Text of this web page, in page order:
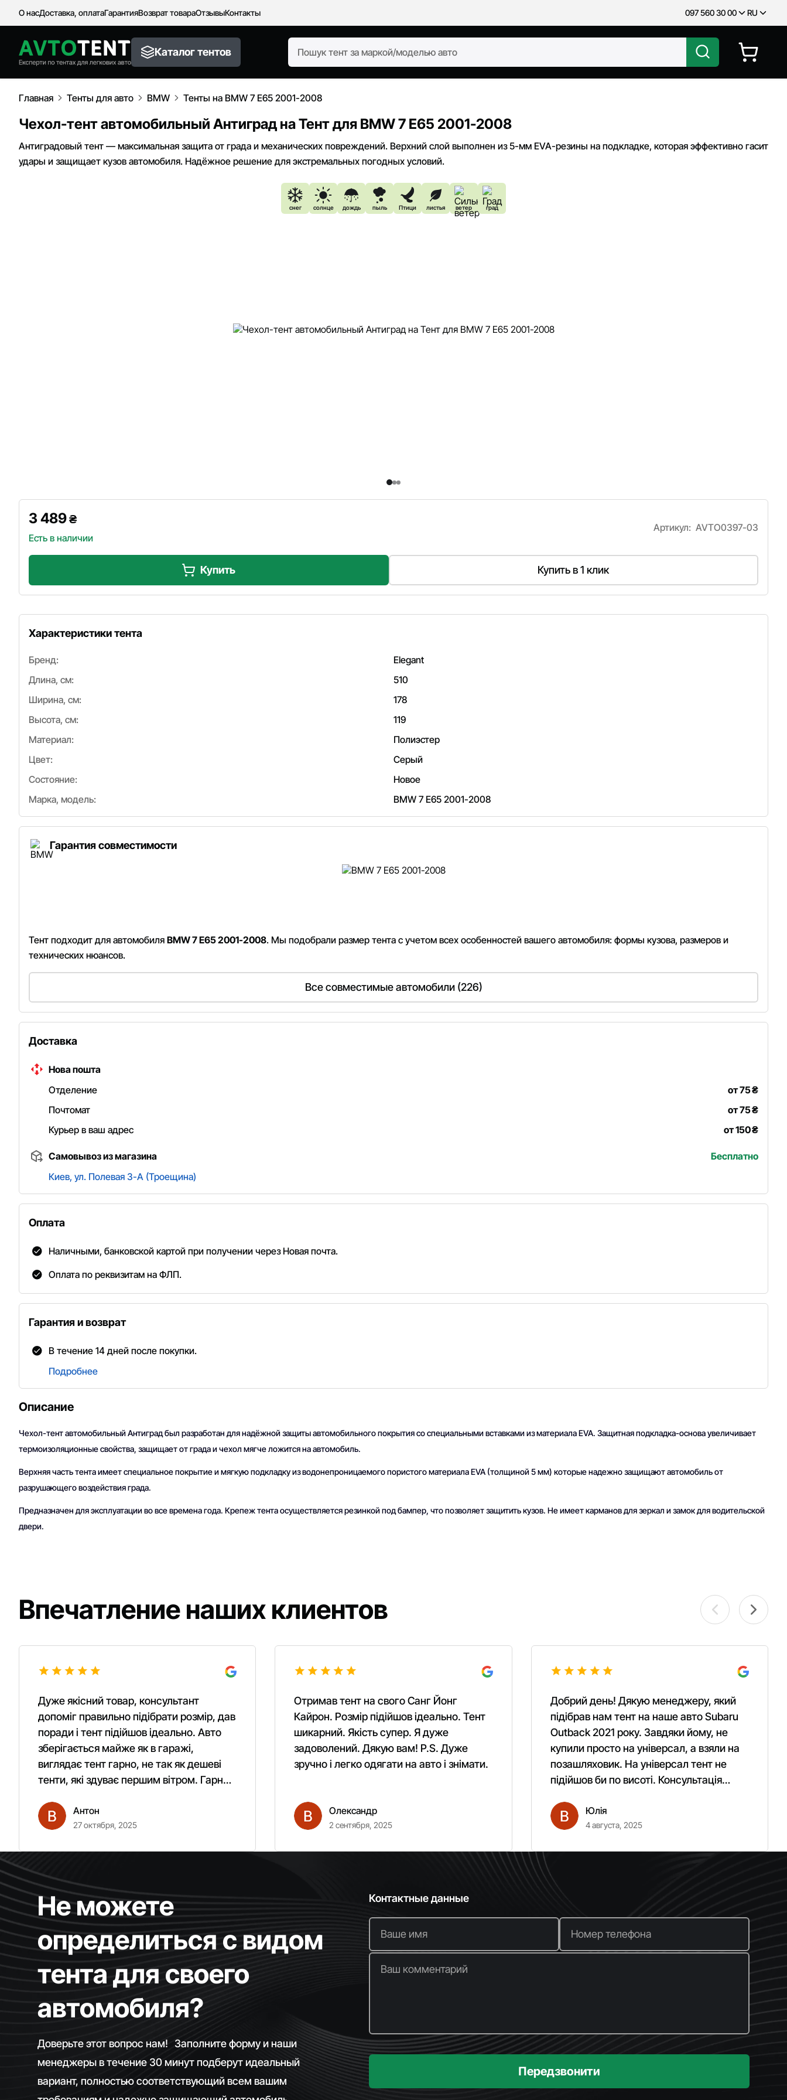
О насДоставка, оплатаГарантияВозврат товараОтзывыКонтакты 097 560 30 00 RU
Каталог тентов
Главная Тенты для авто BMW Тенты на BMW 7 E65 2001-2008
Описание
Чехол-тент автомобильный Антиград был разработан для надёжной защиты автомобильного покрытия со специальными вставками из материала EVA. Защитная подкладка-основа увеличивает
термоизоляционные свойства, защищает от града и чехол мягче ложится на автомобиль.
Верхняя часть тента имеет специальное покрытие и мягкую подкладку из водонепроницаемого пористого материала EVA (толщиной 5 мм) которые надежно защищают автомобиль от
разрушающего воздействия града.
Предназначен для эксплуатации во все времена года. Крепеж тента осуществляется резинкой под бампер, что позволяет защитить кузов. Не имеет карманов для зеркал и замок для водительской
двери.
Чехол-тент автомобильный Антиград на Тент для BMW 7 E65 2001-2008
Антиградовый тент — максимальная защита от града и механических повреждений. Верхний слой выполнен из 5-мм EVA-резины на подкладке, которая эффективно гасит
удары и защищает кузов автомобиля. Надёжное решение для экстремальных погодных условий.
снег солнце дождь пыль Птици листья ветер град
3 489₴
Есть в наличии
Артикул: AVTO0397-03
Купить Купить в 1 клик
Характеристики тента
Бренд:
Elegant
Длина, см:
510
Ширина, см:
178
Высота, см:
119
Материал:
Полиэстер
Цвет:
Серый
Состояние:
Новое
Марка, модель:
BMW 7 E65 2001-2008
Гарантия совместимости
Тент подходит для автомобиля BMW 7 E65 2001-2008. Мы подобрали размер тента с учетом всех особенностей вашего автомобиля: формы кузова, размеров и
технических нюансов.
Все совместимые автомобили (226)
Доставка
Нова пошта
Отделение
от 75₴
Почтомат
от 75₴
Курьер в ваш адрес
от 150₴
Самовывоз из магазина
Бесплатно
Киев, ул. Полевая 3-А (Троещина)
Оплата
Наличными, банковской картой при получении через Новая почта.
Оплата по реквизитам на ФЛП.
Гарантия и возврат
В течение 14 дней после покупки.
Подробнее
Впечатление наших клиентов
Дуже якісний товар, консультант
допоміг правильно підібрати розмір, дав
поради і тент підійшов ідеально. Авто
зберігається майже як в гаражі,
виглядає тент гарно, не так як дешеві
тенти, які здуває першим вітром. Гарно
Антон
27 октября, 2025
Отримав тент на свого Санг Йонг
Кайрон. Розмір підійшов ідеально. Тент
шикарний. Якість супер. Я дуже
задоволений. Дякую вам! P.S. Дуже
зручно і легко одягати на авто і знімати.
Олександр
2 сентября, 2025
Добрий день! Дякую менеджеру, який
підібрав нам тент на наше авто Subaru
Outback 2021 року. Завдяки йому, не
купили просто на універсал, а взяли на
позашляховик. На універсал тент не
підійшов би по висоті. Консультація
якісна. Ще раз Дякую.
Юлія
4 августа, 2025
Не можете
определиться с видом
тента для своего
автомобиля?
Доверьте этот вопрос нам! Заполните форму и наши
менеджеры в течение 30 минут подберут идеальный
вариант, полностью соответствующий всем вашим
Контактные данные
Ваше имя Номер телефона
Ваш комментарий
Передзвонити